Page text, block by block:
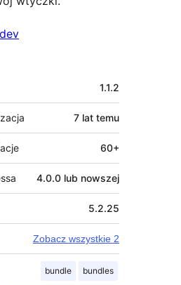
1.1.2
7 lat temu
60+
4.0.0 lub nowszej
5.2.25
Zobacz wszystkie 2
bundle bundles